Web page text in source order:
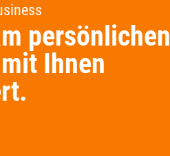
persönlichen
Ihnen